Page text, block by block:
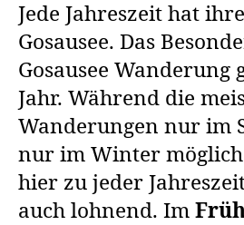
Jede Jahreszeit hat
Gosausee. Das
Gosausee Wanderung
Jahr. Während die
Wanderungen nur im
nur im Winter möglich
hier zu jeder
auch lohnend. Im